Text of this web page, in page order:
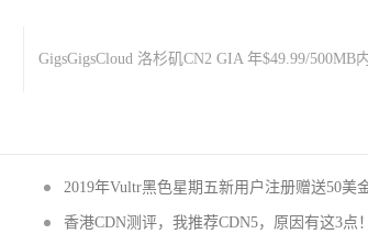
GigsGigsCloud 洛杉矶CN2 GIA 年$49.99/500MB
2019年Vultr黑色星期五新用户注册赠送50美
香港CDN测评，我推荐CDN5，原因有这3点！